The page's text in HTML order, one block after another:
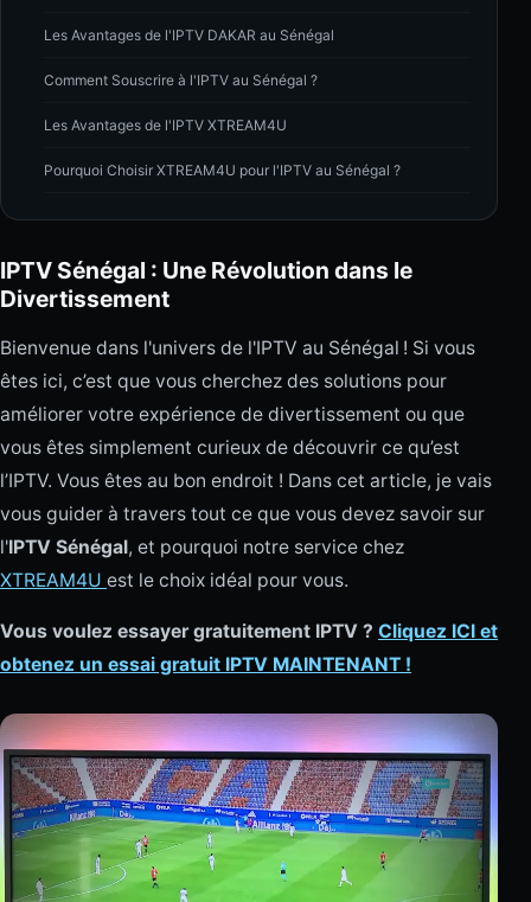
Les Avantages de l'IPTV DAKAR au Sénégal
Comment Souscrire à l'IPTV au Sénégal ?
Les Avantages de l'IPTV XTREAM4U
Pourquoi Choisir XTREAM4U pour l'IPTV au Sénégal ?
IPTV Sénégal : Une Révolution dans le
Divertissement
Bienvenue dans l'univers de l'IPTV au Sénégal ! Si vous
êtes ici, c’est que vous cherchez des solutions pour
améliorer votre expérience de divertissement ou que
vous êtes simplement curieux de découvrir ce qu’est
l’IPTV. Vous êtes au bon endroit ! Dans cet article, je vais
vous guider à travers tout ce que vous devez savoir sur
l'IPTV Sénégal, et pourquoi notre service chez
XTREAM4U est le choix idéal pour vous.
Vous voulez essayer gratuitement IPTV ? Cliquez ICI et
obtenez un essai gratuit IPTV MAINTENANT !